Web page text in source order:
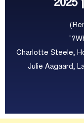
Charlotte Steele,
Julie Aagaard,